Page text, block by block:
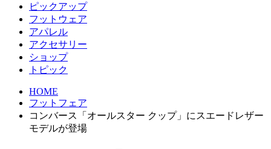
ピックアップ
フットウェア
アパレル
アクセサリー
ショップ
トピック
HOME
フットフェア
コンバース「オールスター クップ」にスエードレザー
モデルが登場